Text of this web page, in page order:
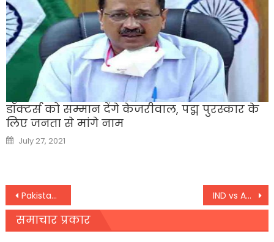
डॉक्टर्स को सम्मान देंगे केजरीवाल, पद्म पुरस्कार के
लिए जनता से मांगे नाम
Posted
on
July 27, 2021
Post
navigation
Pakistan: इमरान खान पर लटकी गिरफ्तारी की तलवार IND vs AUS: भारत-ऑस्‍ट्रेलिया के बीच रोमांचक होगी जंग, वनडे सीरीज का पूरा कार्यक्रम देखें यहां
समाचार प्रकार